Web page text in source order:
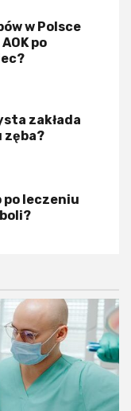
w Polsce
po
zakłada
zęba?
po leczeniu